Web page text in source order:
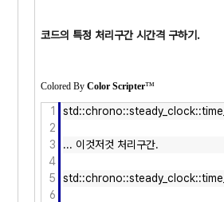
코드의 특정 처리구간 시간격 구하기.
Colored By Color Scripter™
1
2
3
4
5
6
... 이것저것 처리구간.